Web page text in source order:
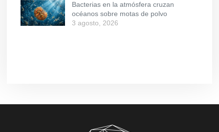
Bacterias en la atmósfera cruzan
océanos sobre motas de polvo
3 agosto, 2026